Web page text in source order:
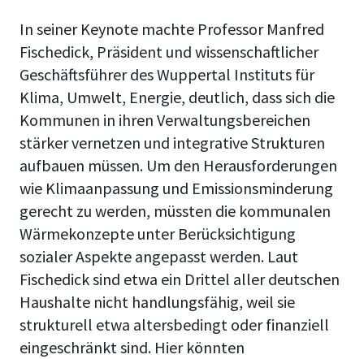
In seiner Keynote machte Professor Manfred
Fischedick, Präsident und wissenschaftlicher
Geschäftsführer des Wuppertal Instituts für
Klima, Umwelt, Energie, deutlich, dass sich die
Kommunen in ihren Verwaltungsbereichen
stärker vernetzen und integrative Strukturen
aufbauen müssen. Um den Herausforderungen
wie Klimaanpassung und Emissionsminderung
gerecht zu werden, müssten die kommunalen
Wärmekonzepte unter Berücksichtigung
sozialer Aspekte angepasst werden. Laut
Fischedick sind etwa ein Drittel aller deutschen
Haushalte nicht handlungsfähig, weil sie
strukturell etwa altersbedingt oder finanziell
eingeschränkt sind. Hier könnten